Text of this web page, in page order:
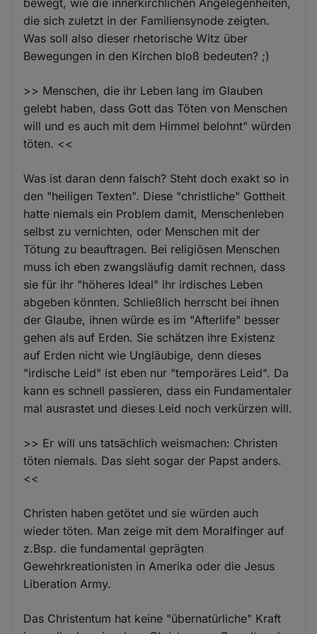
bewegt, wie die innerkirchlichen Angelegenheiten,
die sich zuletzt in der Familiensynode zeigten.
Was soll also dieser rhetorische Witz über
Bewegungen in den Kirchen bloß bedeuten? ;)
>> Menschen, die ihr Leben lang im Glauben
gelebt haben, dass Gott das Töten von Menschen
will und es auch mit dem Himmel belohnt" würden
töten. <<
Was ist daran denn falsch? Steht doch exakt so in
den "heiligen Texten". Diese "christliche" Gottheit
hatte niemals ein Problem damit, Menschenleben
selbst zu vernichten, oder Menschen mit der
Tötung zu beauftragen. Bei religiösen Menschen
muss ich eben zwangsläufig damit rechnen, dass
sie für ihr "höheres Ideal" ihr irdisches Leben
abgeben könnten. Schließlich herrscht bei ihnen
der Glaube, ihnen würde es im "Afterlife" besser
gehen als auf Erden. Sie schätzen ihre Existenz
auf Erden nicht wie Ungläubige, denn dieses
"irdische Leid" ist eben nur "temporäres Leid". Da
kann es schnell passieren, dass ein Fundamentaler
mal ausrastet und dieses Leid noch verkürzen will.
>> Er will uns tatsächlich weismachen: Christen
töten niemals. Das sieht sogar der Papst anders.
<<
Christen haben getötet und sie würden auch
wieder töten. Man zeige mit dem Moralfinger auf
z.Bsp. die fundamental geprägten
Gewehrkreationisten in Amerika oder die Jesus
Liberation Army.
Das Christentum hat keine "übernatürliche" Kraft